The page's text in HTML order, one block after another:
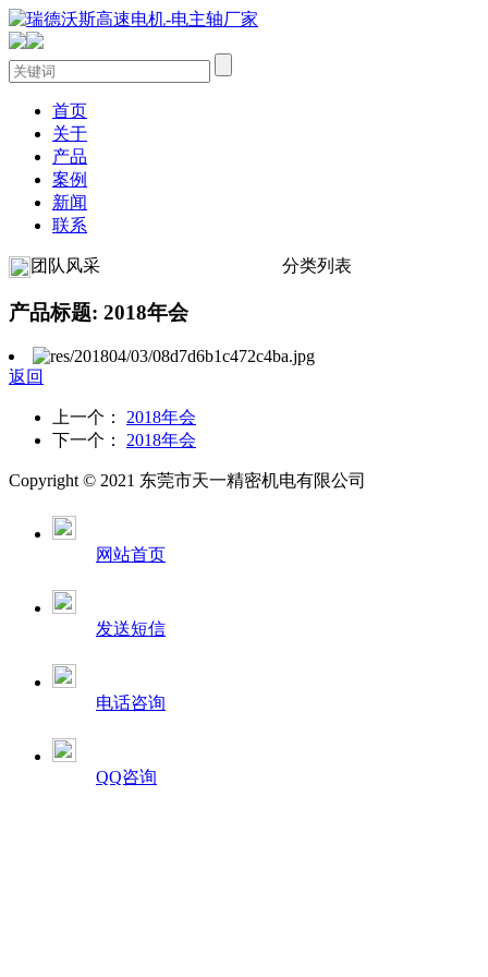
首页
关于
产品
案例
新闻
联系
团队风采 分类列表
产品标题: 2018年会
返回
上一个： 2018年会
下一个： 2018年会
Copyright © 2021 东莞市天一精密机电有限公司
网站首页
发送短信
电话咨询
QQ咨询